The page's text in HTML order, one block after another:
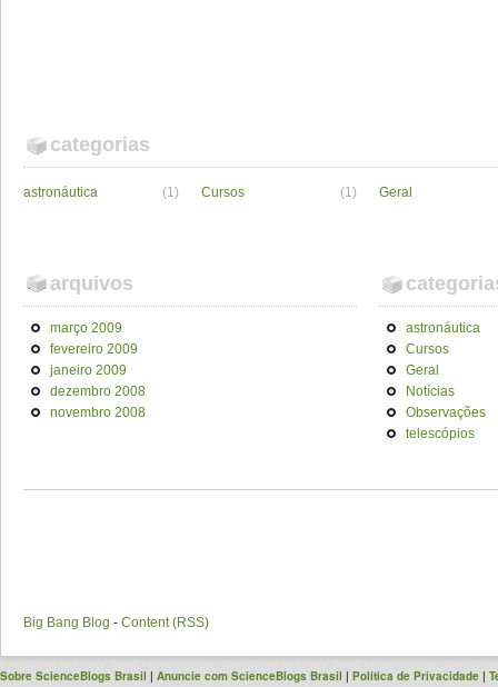
categorias
astronáutica (1) Cursos (1) Geral
arquivos
março 2009
fevereiro 2009
janeiro 2009
dezembro 2008
novembro 2008
astronáutica
Cursos
Geral
Notícias
Observações
telescópios
Big Bang Blog - Content (RSS)
Sobre ScienceBlogs Brasil | Anuncie com ScienceBlogs Brasil | Política de Privacidade |